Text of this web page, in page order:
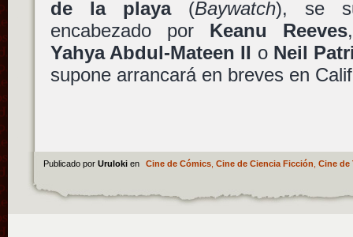
de la playa(Baywatch), se
encabezado por Keanu Reeves
Yahya Abdul-Mateen II o Neil
supone arrancará en breves en
Publicado por Uruloki en Cine de Cómics, Cine de Ciencia Ficción Cine de